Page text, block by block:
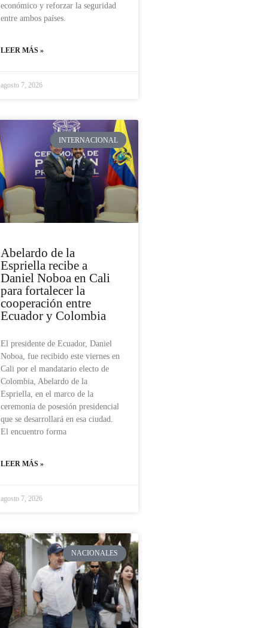
económico y reforzar la seguridad
entre ambos países.
LEER MÁS »
agosto 7, 2026
INTERNACIONAL
Abelardo de la
Espriella recibe a
Daniel Noboa en Cali
para fortalecer la
cooperación entre
Ecuador y Colombia
El presidente de Ecuador, Daniel
Noboa, fue recibido este viernes en
Cali por el mandatario electo de
Colombia, Abelardo de la
Espriella, en el marco de la
ceremonia de posesión presidencial
que se desarrollará en esa ciudad.
El encuentro forma
LEER MÁS »
agosto 7, 2026
NACIONALES